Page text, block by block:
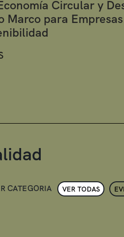
Circular y
Marco para
CATEGORIA VER TODAS